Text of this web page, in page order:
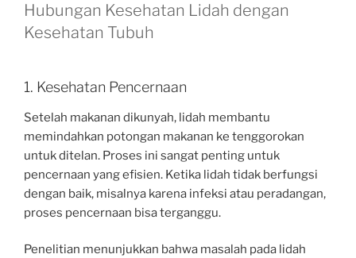
Hubungan Kesehatan Lidah dengan
Kesehatan Tubuh
1. Kesehatan Pencernaan
Setelah makanan dikunyah, lidah membantu
memindahkan potongan makanan ke tenggorokan
untuk ditelan. Proses ini sangat penting untuk
pencernaan yang efisien. Ketika lidah tidak berfungsi
dengan baik, misalnya karena infeksi atau peradangan,
proses pencernaan bisa terganggu.
Penelitian menunjukkan bahwa masalah pada lidah